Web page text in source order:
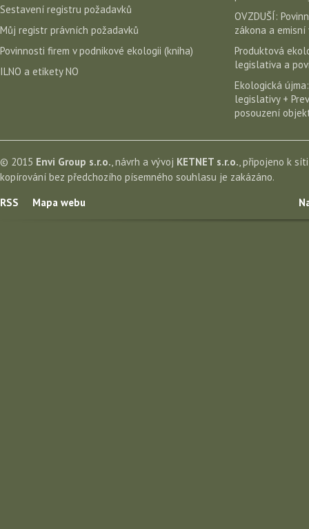
Sestavení registru požadavků
Můj registr právních požadavků
Povinnosti firem v podnikové ekologii (kniha)
ILNO a etikety NO
OVZDUŠÍ:
zákona a emisní
Produktová
legislativa a
Ekologická
legislativy +
posouzení
© 2015 Envi Group s.r.o., návrh a vývoj KETNET s.r.o., připojeno k
kopírování bez předchozího písemného souhlasu je zakázáno.
RSS
Mapa webu